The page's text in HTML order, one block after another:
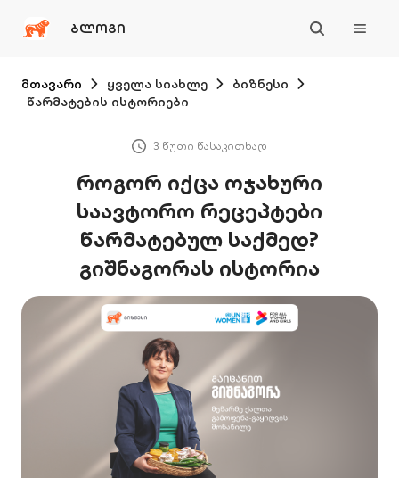
ᲑᲚᲝᲒᲘ
მთავარი ყველა სიახლე
ბიზნესი
წარმატების ისტორიები
3 წუთი წასაკითხად
როგორ იქცა ოჯახური
საავტორო რეცეპტები
წარმატებულ საქმედ?
გიშნაგორას ისტორია